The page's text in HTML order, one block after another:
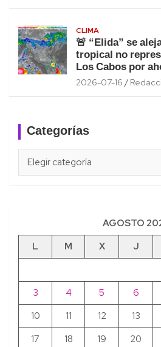
CLIMA
🚨 “Elida” se
tropical no
Los Cabos por
2026-07-16
Categorías
AGOSTO
L
M X J
3
4 5 6
10
11 12 13
17
18 19 20